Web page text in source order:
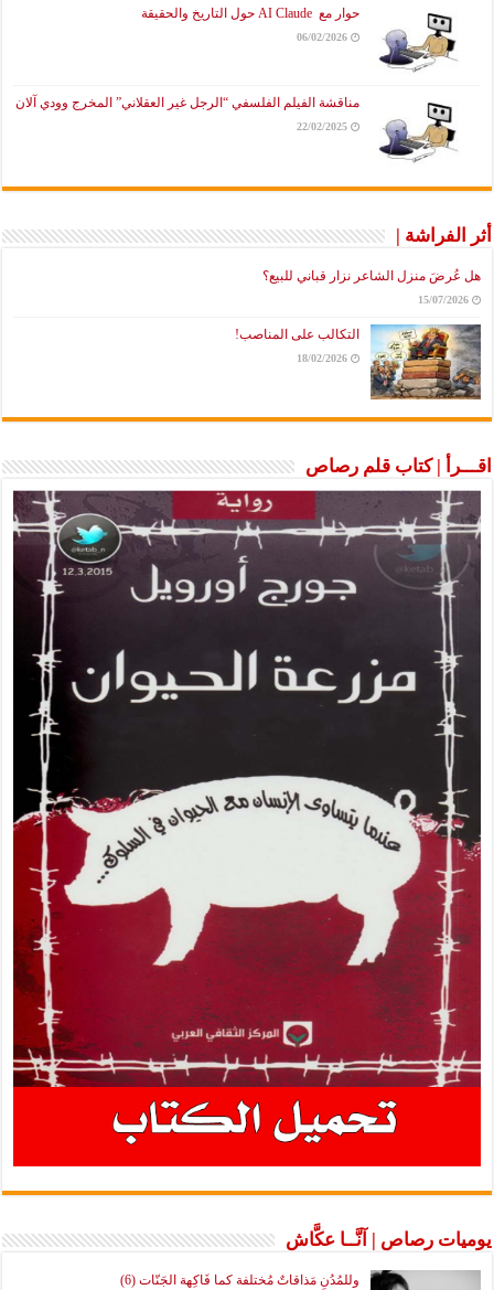
حوار مع AI Claude حول التاريخ والحقيقة
06/02/2026
مناقشة الفيلم الفلسفي “الرجل غير العقلاني” المخرج وودي آلان
22/02/2025
أثر الفراشة |
هل عُرضَ منزل الشاعر نزار قباني للبيع؟
15/07/2026
التكالب على المناصب!
18/02/2026
اقـــرأ | كتاب قلم رصاص
يوميات رصاص | آنَّــا عكَّاش
وللمُدُنِ مَذاقاتٌ مُختلفة كما فَاكِهة الجَنّات (6)